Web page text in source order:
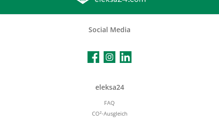
Social Media
FacebookInstagramLinkedIn
eleksa24
FAQ
CO²-Ausgleich